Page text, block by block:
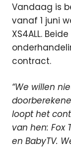
Vandaag is
vanaf 1 juni
XS4ALL.
contract.
“We willen
loopt het
van hen: Fox
en BabyTV.